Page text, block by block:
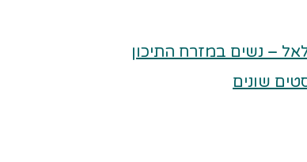
– נשים במזרח התיכון
שונים